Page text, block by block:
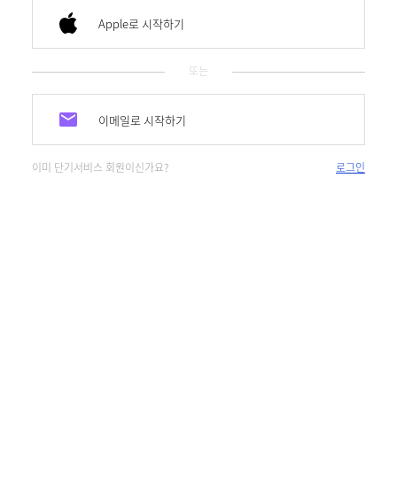
Apple로 시작하기
또는
이메일로 시작하기
이미 단기서비스 회원이신가요? 로그인